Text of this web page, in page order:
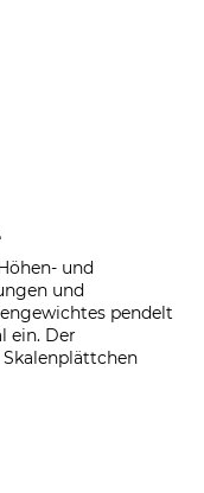
und
und
pendelt
ein. Der